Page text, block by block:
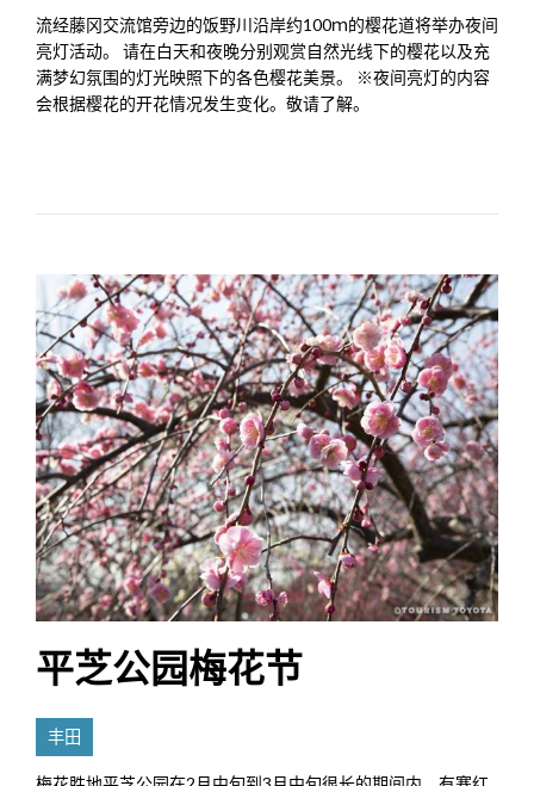
流经藤冈交流馆旁边的饭野川沿岸约100ｍ的樱花道将举办夜间
亮灯活动。 请在白天和夜晚分别观赏自然光线下的樱花以及充
满梦幻氛围的灯光映照下的各色樱花美景。 ※夜间亮灯的内容
会根据樱花的开花情况发生变化。敬请了解。
平芝公园梅花节
丰田